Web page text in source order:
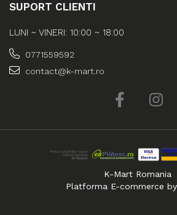
SUPORT CLIENTI
LUNI ~ VINERI: 10:00 ~ 18:00
0771559592
contact@k-mart.ro
K-Mart Romania
Platforma E-commerce